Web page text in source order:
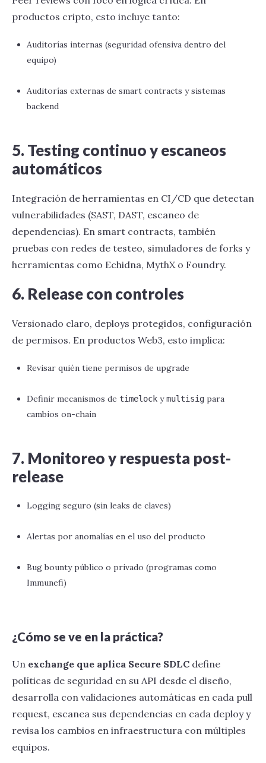
productos cripto, esto incluye tanto:
Auditorías internas (seguridad ofensiva dentro del
equipo)
Auditorías externas de smart contracts y sistemas
backend
5. Testing continuo y escaneos
automáticos
Integración de herramientas en CI/CD que detectan
vulnerabilidades (SAST, DAST, escaneo de
dependencias). En smart contracts, también
pruebas con redes de testeo, simuladores de forks y
herramientas como Echidna, MythX o Foundry.
6. Release con controles
Versionado claro, deploys protegidos, configuración
de permisos. En productos Web3, esto implica:
Revisar quién tiene permisos de upgrade
Definir mecanismos de timelock ymultisig para
cambios on-chain
7. Monitoreo y respuesta post-
release
Logging seguro (sin leaks de claves)
Alertas por anomalías en el uso del producto
Bug bounty público o privado (programas como
Immunefi)
¿Cómo se ve en la práctica?
Un exchange que aplica Secure SDLC define
políticas de seguridad en su API desde el diseño,
desarrolla con validaciones automáticas en cada pull
request, escanea sus dependencias en cada deploy y
revisa los cambios en infraestructura con múltiples
equipos.